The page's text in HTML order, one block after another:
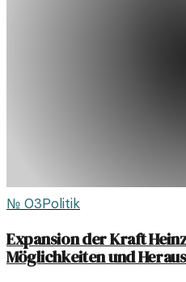
№ 03Politik
Expansion der Kraft
Möglichkeiten und